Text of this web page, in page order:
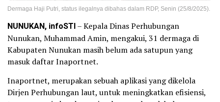
Dermaga Haji Putri, status ilegalnya dibahas dalam RDP, Senin (25/8/2025).
NUNUKAN, infoSTI– Kepala Dinas Perhubungan
Nunukan, Muhammad Amin, mengakui, 31 dermaga di
Kabupaten Nunukan masih belum ada satupun yang
masuk daftar Inaportnet.
Inaportnet, merupakan sebuah aplikasi yang dikelola
Dirjen Perhubungan laut, untuk meningkatkan efisiensi,